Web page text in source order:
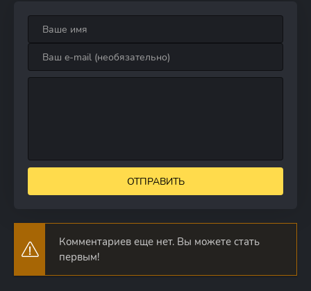
ОТПРАВИТЬ
Комментариев еще нет. Вы можете стать
первым!